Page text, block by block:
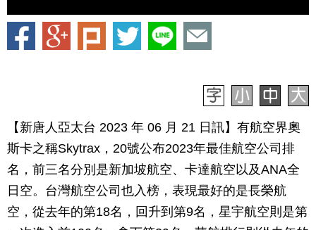
【新唐人亞太台 2023 年 06 月 21 日訊】有航空界奧
斯卡之稱Skytrax，20號公布2023年最佳航空公司排
名，前三名分別是新加坡航空、卡達航空以及ANA全
日空。台灣航空公司也入榜，表現最好的是長榮航
空，從去年的第18名，回升到第9名，星宇航空則是第